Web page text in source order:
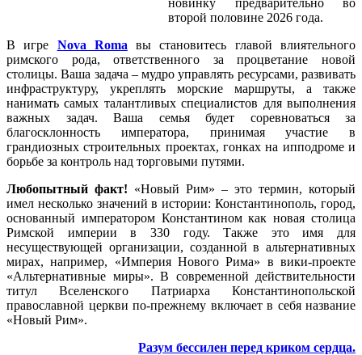
второй половине 2026 года.
В игре Nova Roma вы становитесь главой влиятельного
римского рода, ответственного за процветание новой
столицы. Ваша задача – мудро управлять ресурсами, развивать
инфраструктуру, укреплять морские маршруты, а также
нанимать самых талантливых специалистов для выполнения
важных задач. Ваша семья будет соревноваться за
благосклонность императора, принимая участие в
грандиозных строительных проектах, гонках на ипподроме и
борьбе за контроль над торговыми путями.
Любопытный факт! «Новый Рим» – это термин, который
имел несколько значений в истории: Константинополь, город,
основанный императором Константином как новая столица
Римской империи в 330 году. Также это имя для
несуществующей организации, созданной в альтернативных
мирах, например, «Империя Нового Рима» в вики-проекте
«Альтернативные миры». В современной действительности
титул Вселенского Патриарха Константинопольской
православной церкви по-прежнему включает в себя название
«Новый Рим».
Разум бессилен перед криком сердца.